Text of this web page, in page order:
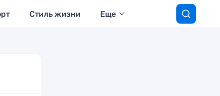
Стиль жизни Еще